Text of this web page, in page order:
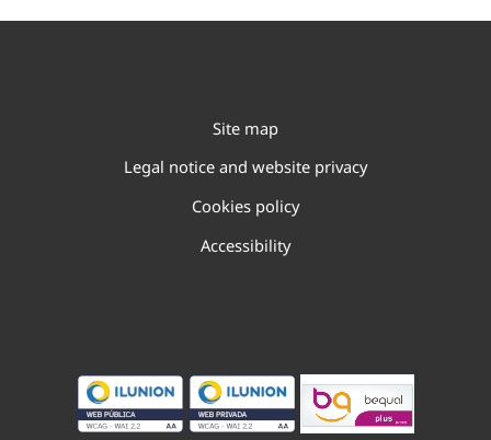
Site map
Legal notice and website privacy
Cookies policy
Accessibility